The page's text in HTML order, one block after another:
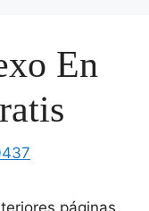
En
páginas